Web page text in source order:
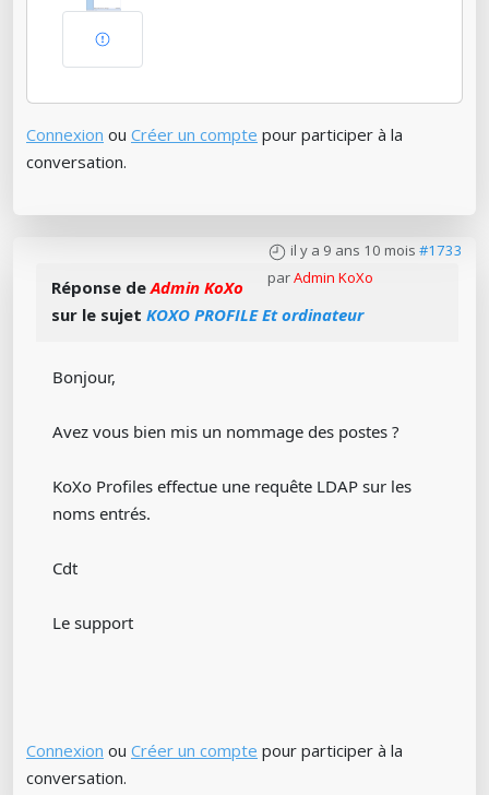
Connexion ou Créer un compte pour participer à la
conversation.
il y a 9 ans 10 mois #1733
parAdmin KoXo
Réponse deAdmin KoXo
sur le sujet KOXO PROFILE Et ordinateur
Bonjour,
Avez vous bien mis un nommage des postes ?
KoXo Profiles effectue une requête LDAP sur les
noms entrés.
Cdt
Le support
Connexion ou Créer un compte pour participer à la
conversation.